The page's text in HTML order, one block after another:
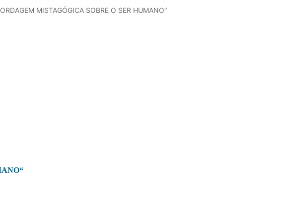
MISTAGÓGICA SOBRE O SER HUMANO“